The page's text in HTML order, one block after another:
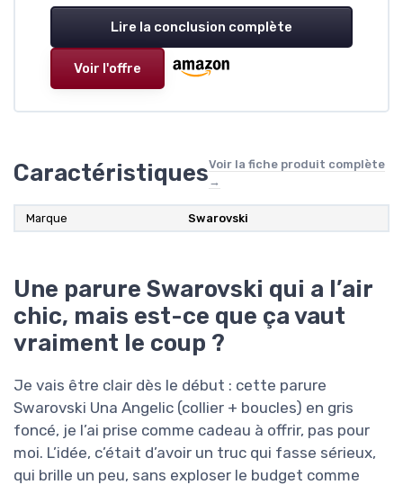
Lire la conclusion complète
Voir l'offre
CaractéristiquesVoir la fiche produit complète
→
Marque Swarovski
Une parure Swarovski qui a l’air
chic, mais est-ce que ça vaut
vraiment le coup ?
Je vais être clair dès le début : cette parure
Swarovski Una Angelic (collier + boucles) en gris
foncé, je l’ai prise comme cadeau à offrir, pas pour
moi. L’idée, c’était d’avoir un truc qui fasse sérieux,
qui brille un peu, sans exploser le budget comme